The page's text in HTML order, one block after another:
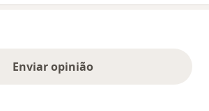
Enviar opinião